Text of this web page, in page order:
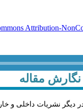
Attribution-
نگارش مقاله
دیگر نشریات داخلی و